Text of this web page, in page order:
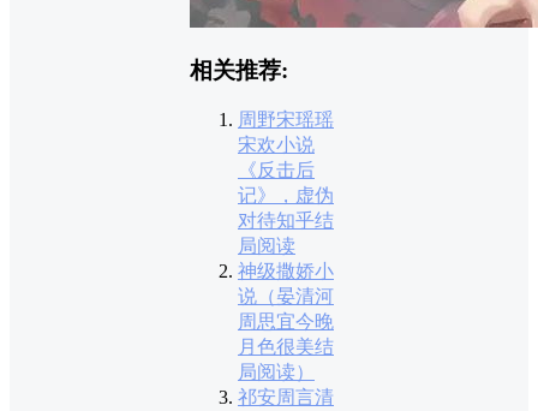
相关推荐:
周野宋瑶瑶
宋欢小说
《反击后
记》，虚伪
对待知乎结
局阅读
神级撒娇小
说（晏清河
周思宜今晚
月色很美结
局阅读）
祁安周言清